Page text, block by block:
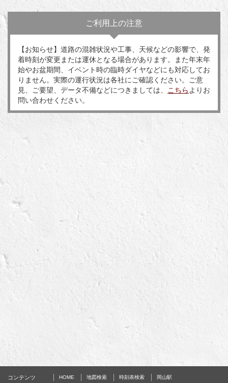
ご利用上の注意
【お知らせ】道路の混雑状況や工事、天候などの影響で、発
着時刻が変更または運休となる場合があります。また年末年
始やお盆期間、イベント時の臨時ダイヤなどにも対応してお
りません。実際の運行状況は各社にご確認ください。ご意
見、ご要望、データ不備などにつきましては、
こちら よりお
問い合わせください。
コンテンツ HOME 地図検索 時刻表検索 岡山駅